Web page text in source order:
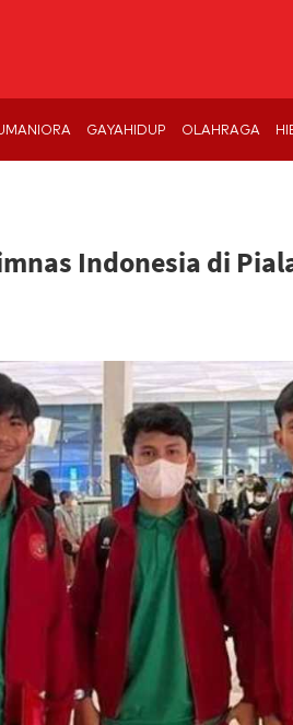
GAYAHIDUP OLAHRAGA
Indonesia di